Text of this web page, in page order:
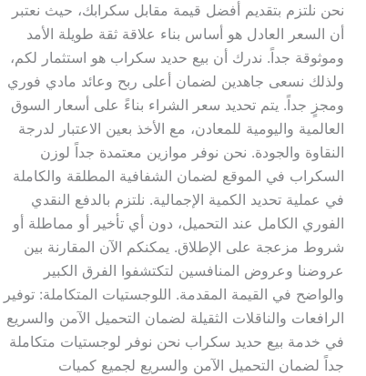
نحن نلتزم بتقديم أفضل قيمة مقابل سكرابك، حيث نعتبر
أن السعر العادل هو أساس بناء علاقة ثقة طويلة الأمد
وموثوقة جداً. ندرك أن بيع حديد سكراب هو استثمار لكم،
ولذلك نسعى جاهدين لضمان أعلى ربح وعائد مادي فوري
ومجزٍ جداً. يتم تحديد سعر الشراء بناءً على أسعار السوق
العالمية واليومية للمعادن، مع الأخذ بعين الاعتبار لدرجة
النقاوة والجودة. نحن نوفر موازين معتمدة جداً لوزن
السكراب في الموقع لضمان الشفافية المطلقة والكاملة
في عملية تحديد الكمية الإجمالية. نلتزم بالدفع النقدي
الفوري الكامل عند التحميل، دون أي تأخير أو مماطلة أو
شروط مزعجة على الإطلاق. يمكنكم الآن المقارنة بين
عروضنا وعروض المنافسين لتكتشفوا الفرق الكبير
والواضح في القيمة المقدمة. اللوجستيات المتكاملة: توفير
الرافعات والناقلات الثقيلة لضمان التحميل الآمن والسريع
في خدمة بيع حديد سكراب نحن نوفر لوجستيات متكاملة
جداً لضمان التحميل الآمن والسريع لجميع كميات